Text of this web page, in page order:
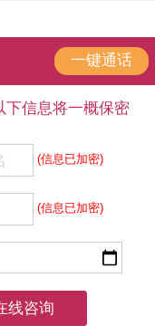
一键通话
下信息将一概保密
(信息已加密)
(信息已加密)
线咨询